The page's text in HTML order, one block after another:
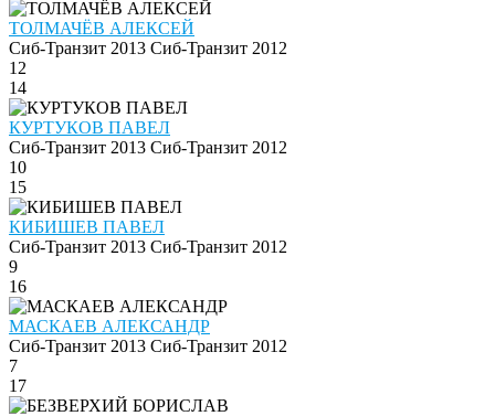
ТОЛМАЧЁВ АЛЕКСЕЙ
Сиб-Транзит 2013 Сиб-Транзит 2012
12
14
КУРТУКОВ ПАВЕЛ
Сиб-Транзит 2013 Сиб-Транзит 2012
10
15
КИБИШЕВ ПАВЕЛ
Сиб-Транзит 2013 Сиб-Транзит 2012
9
16
МАСКАЕВ АЛЕКСАНДР
Сиб-Транзит 2013 Сиб-Транзит 2012
7
17